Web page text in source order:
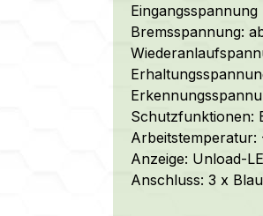
Bremsspannung:
Schutzfunktionen:
Arbeitstemperatur:
Anzeige: Unload-
Anschluss: 3 x